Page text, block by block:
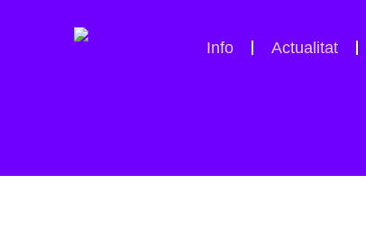
Info Actualitat